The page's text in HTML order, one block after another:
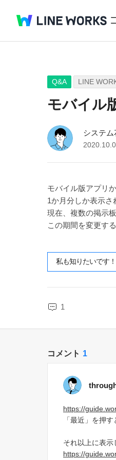
Q&A LINE
モバイル
システム
モバイル版アプリ
1か月分しか表示さ
現在、複数の掲示
この期間を変更す
私も知りたいです！
1
コメント 1
https://
「最近」を押
それ以上に表示
https://